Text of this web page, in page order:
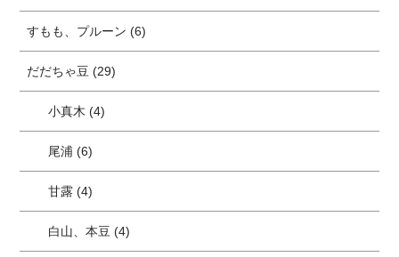
すもも、プルーン (6)
だだちゃ豆 (29)
小真木 (4)
尾浦 (6)
甘露 (4)
白山、本豆 (4)